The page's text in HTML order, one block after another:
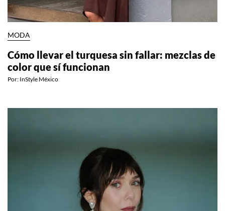
MODA
Cómo llevar el turquesa sin fallar: mezclas de
color que sí funcionan
Por: InStyle México